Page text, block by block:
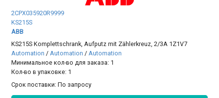
2CPX035920R9999
KS215S
ABB
KS215S Komplettschrank, Aufputz mit Zählerkreuz, 2/3A 1Z1V7
Automation /Automation /Automation
Минимальное кол-во для заказа: 1
Кол-во в упаковке: 1
Срок поставки:По запросу